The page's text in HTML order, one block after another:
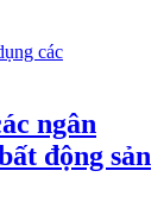
ngân
động sản